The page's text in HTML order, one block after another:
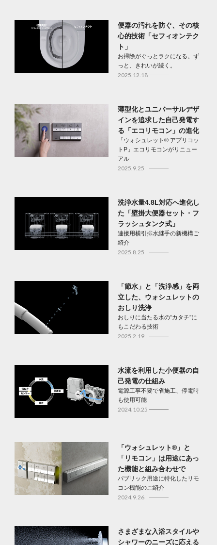
便器の汚れを防ぐ、その核
心的技術「セフィオンテク
ト」
お掃除がぐっとラクになる。ず
っと、きれいが続く。
2025.12.18
薄型化とユニバーサルデザ
インを追求した自己発電す
る「エコリモコン」の進化
「ウォシュレット® アプリコッ
トP」エコリモコンがリニュー
アル
2025.9.25
洗浄水量4.8L対応へ進化し
た「壁掛大便器セット・フ
ラッシュタンク式」
連接用横引排水継手の新機構ご
紹介
2025.8.25
「節水」と「洗浄感」を両
立した、ウォシュレットの
おしり洗浄
おしりに当たる水の“カタチ”に
もこだわる技術
2025.2.19
水流を利用した小便器の自
己発電の仕組み
電源工事不要で省施工、停電時
も使用可能
2024.10.25
「ウォシュレット®」と
「リモコン」は用途にあっ
た機能と組み合わせで
パブリック用途に特化したリモ
コン機能のご紹介
2024.9.26
さまざまな入浴スタイルや
シャワーのニーズに応える